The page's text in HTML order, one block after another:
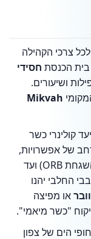
צרכי הקהילה
הכנסת חסידי
ושיעורים.
Mikvah
קולינרי כשר
של אפשרויות,
(תחת השגחת ORB) ועד
החלבי יהנו
או מפיצה
"כשר מיאמי".
הים של צפון